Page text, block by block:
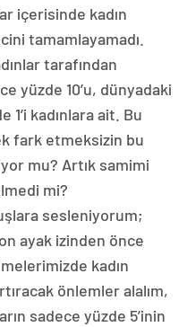
içerisinde kadın
tamamlayamadı.
tarafından
yüzde 10’u, dünyadaki
1’i kadınlara ait. Bu
fark etmeksizin bu
mu? Artık samimi
mi?
sesleniyorum;
ayak izinden önce
kadın
önlemler alalım,
sadece yüzde 5’inin